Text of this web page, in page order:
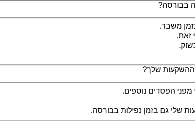
בבורסה?
משבר.
זאת.
ההשקעות שלך?
מפני הפסדים נוספים.
שלי גם בזמן נפילות בבורסה.